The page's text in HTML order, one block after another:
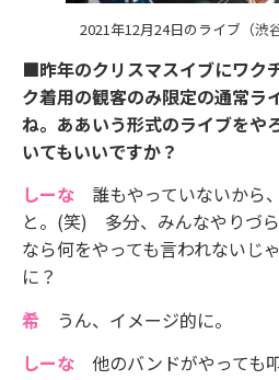
2021年12月24日のライブ（渋
■昨年のクリスマスイブにワク
ク着用の観客のみ限定の通常ラ
ね。ああいう形式のライブをや
いてもいいですか？
しーな 誰もやっていないから
と。(笑) 多分、みんなやりづ
なら何をやっても言われないじ
に？
希 うん、イメージ的に。
しーな 他のバンドがやっても